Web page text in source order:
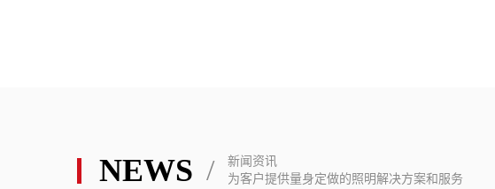
NEWS /
新闻资讯
为客户提供量身定做的照明解决方案和服务